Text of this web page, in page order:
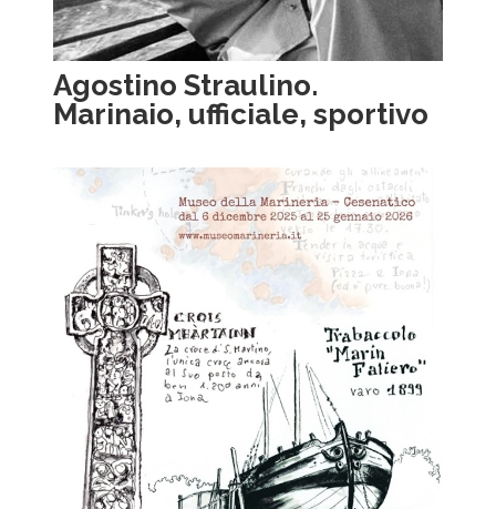
Agostino Straulino.
Marinaio, ufficiale, sportivo